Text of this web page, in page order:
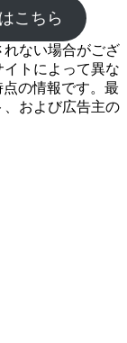
こちら
れない場合がござ
トによって異な
の情報です。最
および広告主の